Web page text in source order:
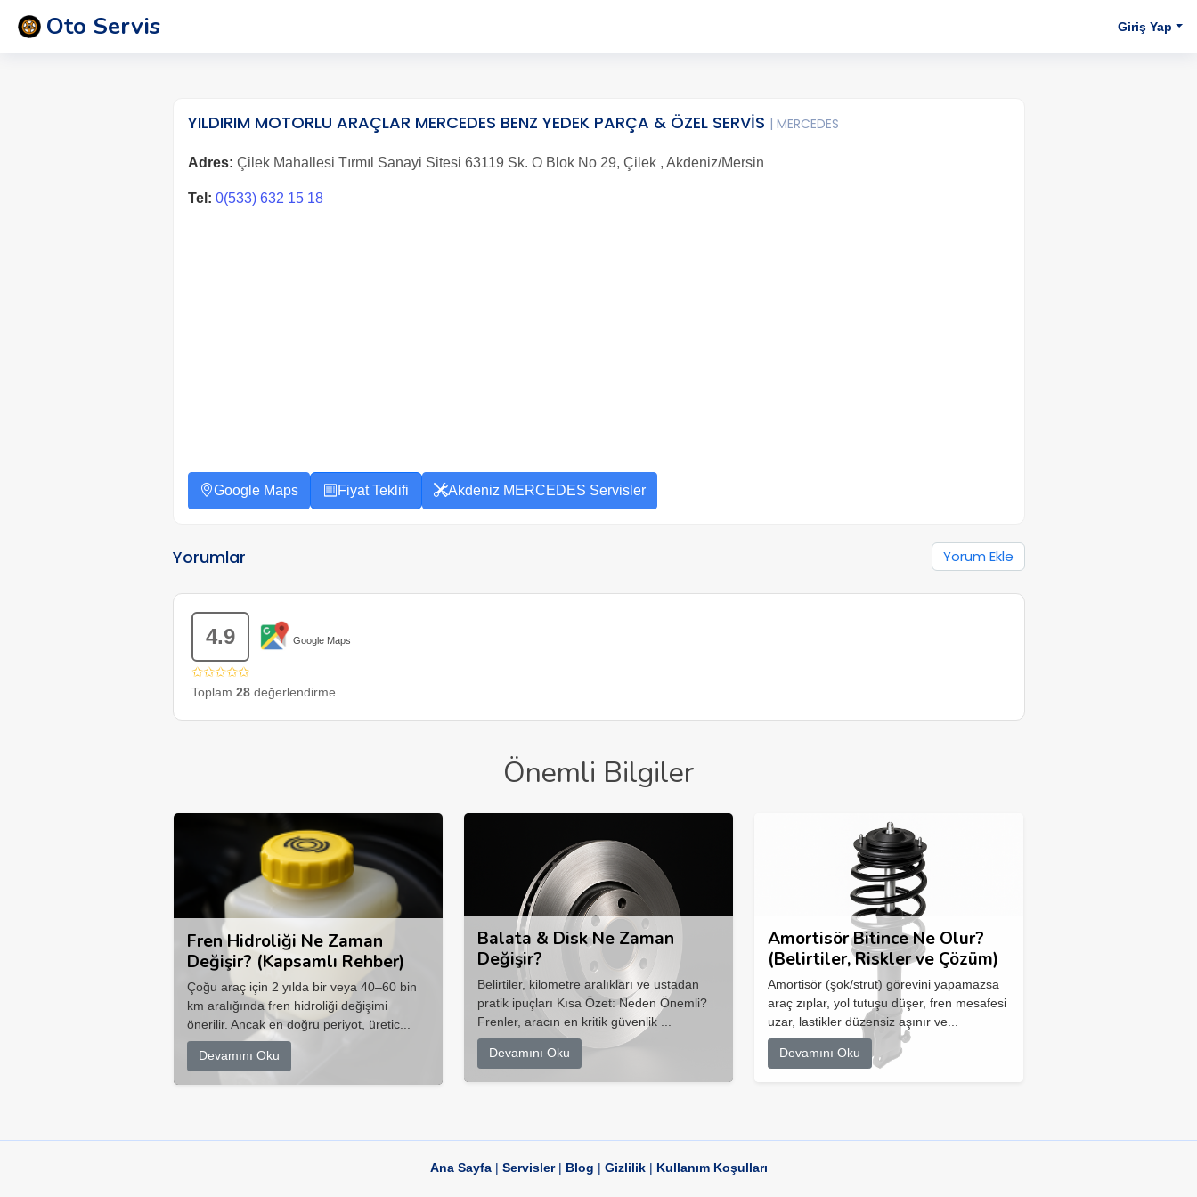
Oto Servis Giriş Yap
YILDIRIM MOTORLU ARAÇLAR MERCEDES BENZ YEDEK PARÇA & ÖZEL SERVİS | MERCEDES
Adres: Çilek Mahallesi Tırmıl Sanayi Sitesi 63119 Sk. O Blok No 29, Çilek , Akdeniz/Mersin
Tel: 0(533) 632 15 18
Google Maps Fiyat Teklifi Akdeniz MERCEDES Servisler
Yorumlar Yorum Ekle
4.9 Google Maps
✩✩✩✩✩
Toplam 28değerlendirme
Önemli Bilgiler
Fren Hidroliği Ne Zaman
Değişir? (Kapsamlı Rehber)
Çoğu araç için 2 yılda bir veya 40–60 bin
km aralığında fren hidroliği değişimi
önerilir. Ancak en doğru periyot, üretic...
Devamını Oku
Balata & Disk Ne Zaman
Değişir?
Belirtiler, kilometre aralıkları ve ustadan
pratik ipuçları Kısa Özet: Neden Önemli?
Frenler, aracın en kritik güvenlik ...
Devamını Oku
Amortisör Bitince Ne Olur?
(Belirtiler, Riskler ve Çözüm)
Amortisör (şok/strut) görevini yapamazsa
araç zıplar, yol tutuşu düşer, fren mesafesi
uzar, lastikler düzensiz aşınır ve...
Devamını Oku
Ana Sayfa| Servisler| Blog | Gizlilik| Kullanım Koşulları